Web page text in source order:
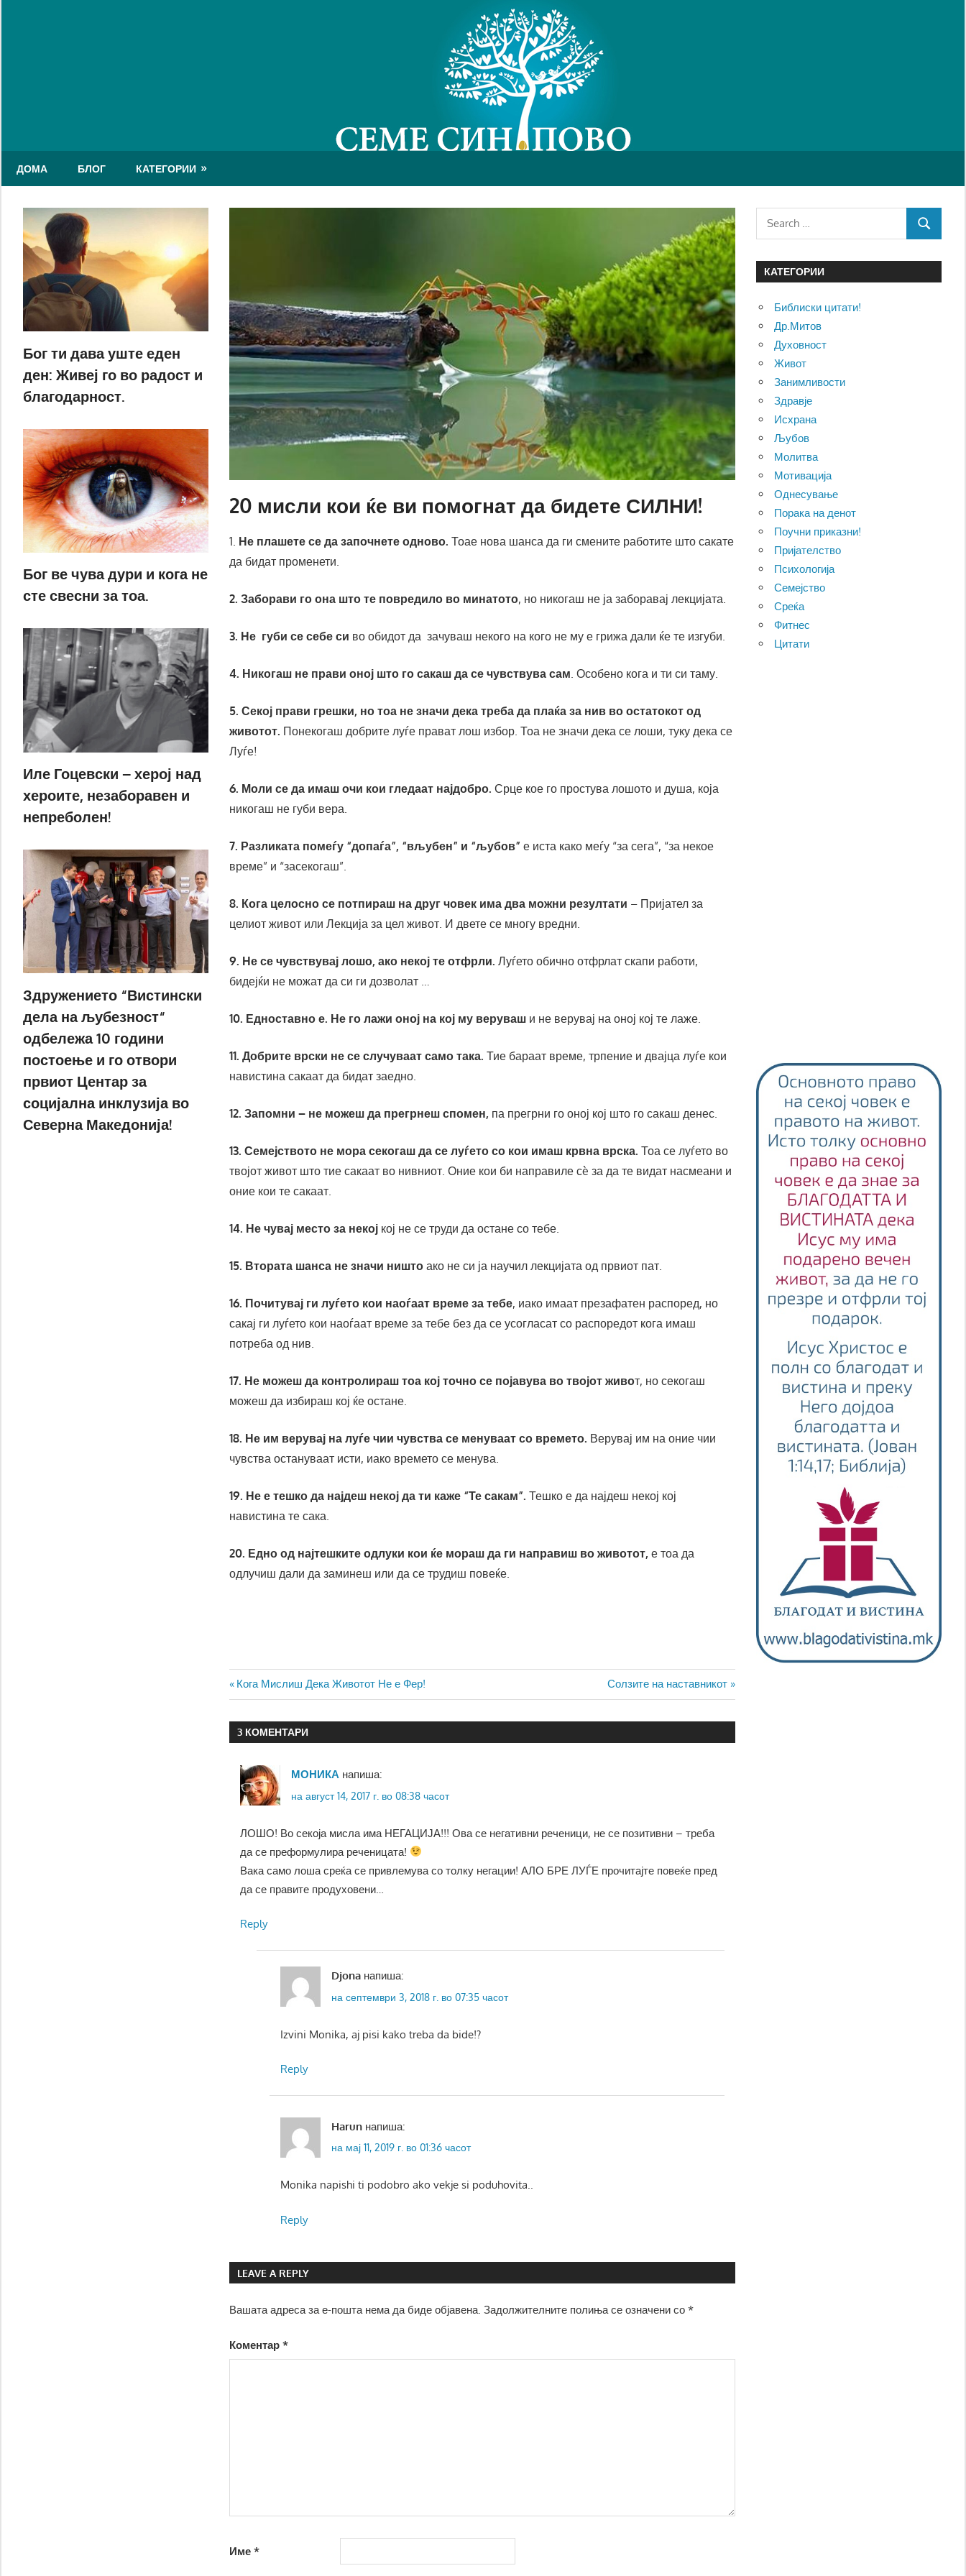
ДОМА БЛОГ КАТЕГОРИИ
20 мисли кои ќе ви помогнат да бидете СИЛНИ!
1. Не плашете се да започнете одново. Тоае нова шанса да ги смените работите што сакате
да бидат променети.
2. Заборави го она што те повредило во минатото, но никогаш не ја заборавај лекцијата.
3. Не губи се себе си во обидот да зачуваш некого на кого не му е грижа дали ќе те изгуби.
4. Никогаш не прави оној што го сакаш да се чувствува сам . Особено кога и ти си таму.
5. Секој прави грешки, но тоа не значи дека треба да плаќа за нив во остатокот од
животот. Понекогаш добрите луѓе прават лош избор. Тоа не значи дека се лоши, туку дека се
Луѓе!
6. Моли се да имаш очи кои гледаат најдобро. Срце кое го простува лошото и душа, која
никогаш не губи вера.
7. Разликата помеѓу “допаѓа”, “вљубен” и “љубов” е иста како меѓу “за сега”, “за некое
време” и “засекогаш”.
8. Кога целосно се потпираш на друг човек има два можни резултати – Пријател за
целиот живот или Лекција за цел живот. И двете се многу вредни.
9. Не се чувствувај лошо, ако некој те отфрли. Луѓето обично отфрлат скапи работи,
бидејќи не можат да си ги дозволат …
10. Едноставно е. Не го лажи оној на кој му веруваш и не верувај на оној кој те лаже.
11. Добрите врски не се случуваат само така. Тие бараат време, трпение и двајца луѓе кои
навистина сакаат да бидат заедно.
12. Запомни – не можеш да прегрнеш спомен, па прегрни го оној кој што го сакаш денес.
13. Семејството не мора секогаш да се луѓето со кои имаш крвна врска. Тоа се луѓето во
твојот живот што тие сакаат во нивниот. Оние кои би направиле сè за да те видат насмеани и
оние кои те сакаат.
14. Не чувај место за некој кој не се труди да остане со тебе.
15. Втората шанса не значи ништо ако не си ја научил лекцијата од првиот пат.
16. Почитувај ги луѓето кои наоѓаат време за тебе, иако имаат презафатен распоред, но
сакај ги луѓето кои наоѓаат време за тебе без да се усогласат со распоредот кога имаш
потреба од нив.
17. Не можеш да контролираш тоа кој точно се појавува во твојот живот, но секогаш
можеш да избираш кој ќе остане.
18. Не им верувај на луѓе чии чувства се менуваат со времето. Верувај им на оние чии
чувства остануваат исти, иако времето се менува.
19. Не е тешко да најдеш некој да ти каже “Те сакам”. Тешко е да најдеш некој кој
навистина те сака.
20. Едно од најтешките одлуки кои ќе мораш да ги направиш во животот, е тоа да
одлучиш дали да заминеш или да се трудиш повеќе.
Навигација
на
напис
Previous
Post:
Кога Мислиш Дека Животот Не е Фер!
Next
Post:
Солзите на наставникот
3 КОМЕНТАРИ
МОНИКА напиша:
на август 14, 2017 г. во 08:38 часот
ЛОШО! Во секоја мисла има НЕГАЦИЈА!!! Ова се негативни реченици, не се позитивни – треба
да се преформулира реченицата!
Вака само лоша среќа се привлемува со толку негации! АЛО БРЕ ЛУЃЕ прочитајте повеќе пред
да се правите продуховени…
Reply
Djona напиша:
на септември 3, 2018 г. во 07:35 часот
Izvini Monika, aj pisi kako treba da bide!?
Reply
Harun напиша:
на мај 11, 2019 г. во 01:36 часот
Monika napishi ti podobro ako vekje si poduhovita..
Reply
LEAVE A REPLY
Вашата адреса за е-пошта нема да биде објавена. Задолжителните полиња се означени со*
Коментар*
Име*
Бог ти дава уште еден
ден: Живеј го во радост и
благодарност.
Бог ве чува дури и кога не
сте свесни за тоа.
Иле Гоцевски – херој над
хероите, незаборавен и
непреболен!
Здружението “Вистински
дела на љубезност“
одбележа 10 години
постоење и го отвори
првиот Центар за
социјална инклузија во
Северна Македонија!
Search
SEARCH
КАТЕГОРИИ
Библиски цитати!
Др.Митов
Духовност
Живот
Занимливости
Здравје
Исхрана
Љубов
Молитва
Мотивација
Однесување
Порака на денот
Поучни приказни!
Пријателство
Психологија
Семејство
Среќа
Фитнес
Цитати